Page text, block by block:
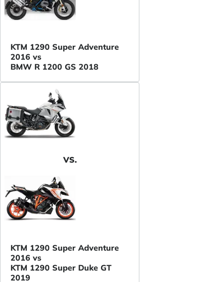
KTM 1290 Super Adventure
2016 vs
BMW R 1200 GS 2018
VS.
KTM 1290 Super Adventure
2016 vs
KTM 1290 Super Duke GT
2019